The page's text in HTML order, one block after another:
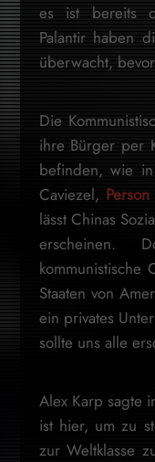
es ist bereits
Palantir haben
überwacht,
Die
ihre Bürger per
befinden, wie
Caviezel,
lässt Chinas
Staaten von
ein privates
sollte uns alle
Alex Karp sagte
ist hier, um zu
zur Weltklasse